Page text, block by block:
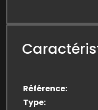
Référence
Type